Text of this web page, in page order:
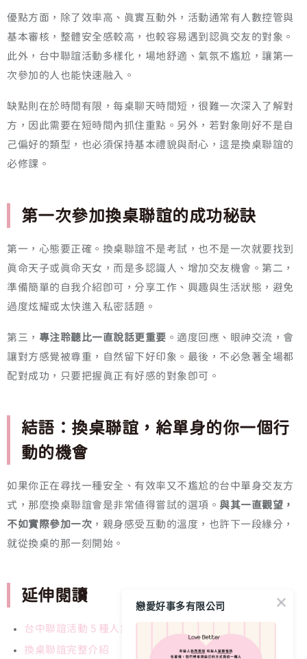
優點方面，除了效率高、真實互動外，活動通常有人數控管與
基本審核，整體安全感較高，也較容易遇到認真交友的對象。
此外，台中聯誼活動多樣化，場地舒適、氣氛不尷尬，讓第一
次參加的人也能快速融入。
缺點則在於時間有限，每桌聊天時間短，很難一次深入了解對
方，因此需要在短時間內抓住重點。另外，若對象剛好不是自
己偏好的類型，也必須保持基本禮貌與耐心，這是換桌聯誼的
必修課。
第一次參加換桌聯誼的成功秘訣
第一，心態要正確。換桌聯誼不是考試，也不是一次就要找到
真命天子或真命天女，而是多認識人、增加交友機會。第二，
準備簡單的自我介紹即可，分享工作、興趣與生活狀態，避免
過度炫耀或太快進入私密話題。
第三， 專注聆聽比一直說話更重要 。適度回應、眼神交流，會
讓對方感覺被尊重，自然留下好印象。最後，不必急著全場都
配對成功，只要把握真正有好感的對象即可。
結語：換桌聯誼，給單身的你一個行
動的機會
如果你正在尋找一種安全、有效率又不尷尬的台中單身交友方
式，那麼換桌聯誼會是非常值得嘗試的選項。 與其一直觀望，
不如實際參加一次 ，親身感受互動的溫度，也許下一段緣分，
就從換桌的那一刻開始。
延伸閱讀
台中聯誼活動 5 種人氣形式總覽
換桌聯誼完整介紹
戀愛好事多有限公司